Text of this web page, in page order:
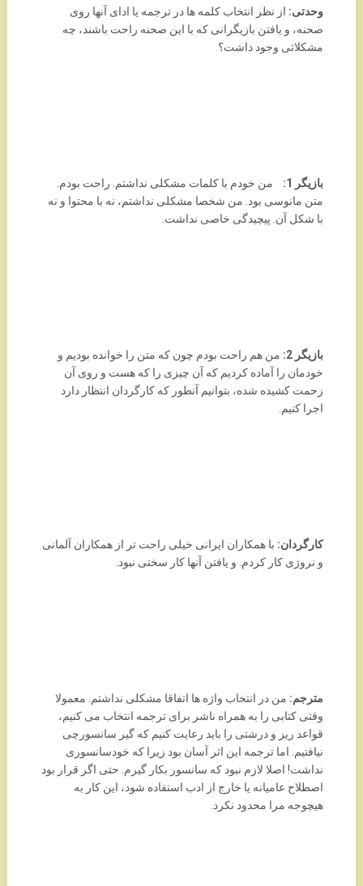
وحدتی: از نظر انتخاب کلمه ها در ترجمه یا ادای آنها روی
صحنه، و یافتن بازیگرانی که با این صحنه راحت باشند، چه
مشکلاتی وجود داشت؟
بازیگر 1:
من خودم با کلمات مشکلی نداشتم. راحت بودم.
متن مانوسی بود. من شخصا مشکلی نداشتم، نه با محتوا و نه
با شکل آن. پیچیدگی خاصی نداشت.
بازیگر 2:
من هم راحت بودم چون که متن را خوانده بودیم و
خودمان را آماده کردیم که آن چیزی را که هست و روی آن
زحمت کشیده شده، بتوانیم آنطور که کارگردان انتظار دارد
اجرا کنیم.
کارگردان: با همکاران ایرانی خیلی راحت تر از همکاران آلمانی
و نروژی کار کردم. و یافتن آنها کار سختی نبود.
مترجم: من در انتخاب واژه ها اتفاقا مشکلی نداشتم. معمولا
وقتی کتابی را به همراه ناشر برای ترجمه انتخاب می کنیم،
قواعد ریز و درشتی را باید رعایت کنیم که گیر سانسورچی
نیافتیم. اما ترجمه این اثر آسان بود زیرا که خودسانسوری
نداشت! اصلا لازم نبود که سانسور بکار گیرم. حتی اگر قرار بود
اصطلاح عامیانه یا خارج از ادب استفاده شود، این کار به
هیچوجه مرا محدود نکرد.